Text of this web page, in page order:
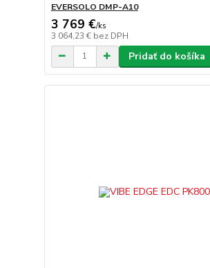
EVERSOLO DMP-A10
3 769 €/ks
3 064,23 € bez DPH
Pridať do košíka